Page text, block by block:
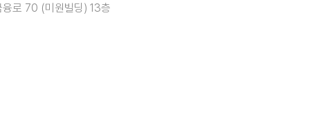
로 70 (미원빌딩) 13층